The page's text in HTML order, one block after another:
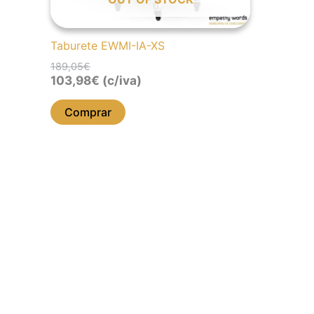
Taburete EWMI-IA-XS
189,05€
103,98€ (c/iva)
Comprar